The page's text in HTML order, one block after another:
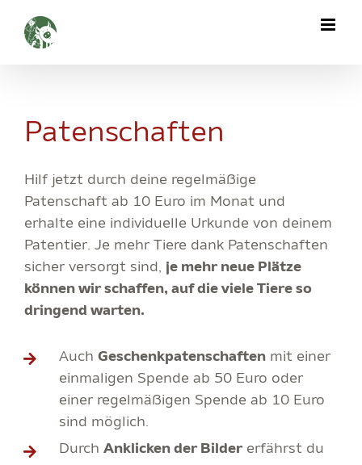
Inhalt
Patenschaften
Hilf jetzt durch deine regelmäßige
Patenschaft ab 10 Euro im Monat und
erhalte eine individuelle Urkunde von deinem
Patentier. Je mehr Tiere dank Patenschaften
sicher versorgt sind, je mehr neue Plätze
können wir schaffen, auf die viele Tiere so
dringend warten.
AuchGeschenkpatenschaften mit einer
einmaligen Spende ab 50 Euro oder
einer regelmäßigen Spende ab 10 Euro
sind möglich.
DurchAnklicken der Bildererfährst du